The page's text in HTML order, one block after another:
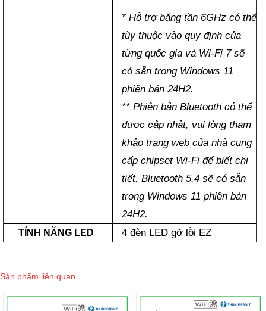
* Hỗ trợ băng tần 6GHz có thể
tùy thuộc vào quy định của
từng quốc gia và Wi-Fi 7 sẽ
có sẵn trong Windows 11
phiên bản 24H2.
** Phiên bản Bluetooth có thể
được cập nhật, vui lòng tham
khảo trang web của nhà cung
cấp chipset Wi-Fi để biết chi
tiết. Bluetooth 5.4 sẽ có sẵn
trong Windows 11 phiên bản
24H2.
TÍNH NĂNG LED 4 đèn LED gỡ lỗi EZ
Sản phẩm liên quan